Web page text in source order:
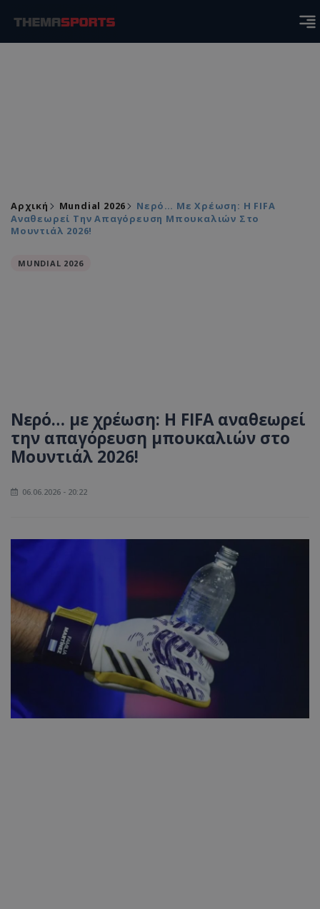
Αρχική Mundial 2026
Νερό… Με Χρέωση: Η FIFA
Αναθεωρεί Την Απαγόρευση Μπουκαλιών Στο
Μουντιάλ 2026!
MUNDIAL 2026
Νερό… με χρέωση: Η FIFA αναθεωρεί
την απαγόρευση μπουκαλιών στο
Μουντιάλ 2026!
06.06.2026 - 20:22